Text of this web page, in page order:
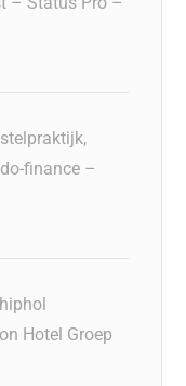
finance –
Hotel Groep